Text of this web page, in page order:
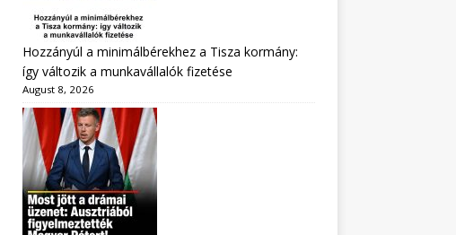
Hozzányúl a minimálbérekhez a Tisza kormány:
így változik a munkavállalók fizetése
August 8, 2026